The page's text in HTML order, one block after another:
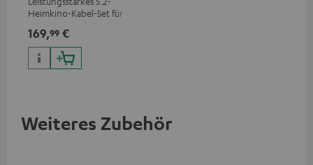
Heimkino-Kabel-Set für
169,99 €
Weiteres Zubehör